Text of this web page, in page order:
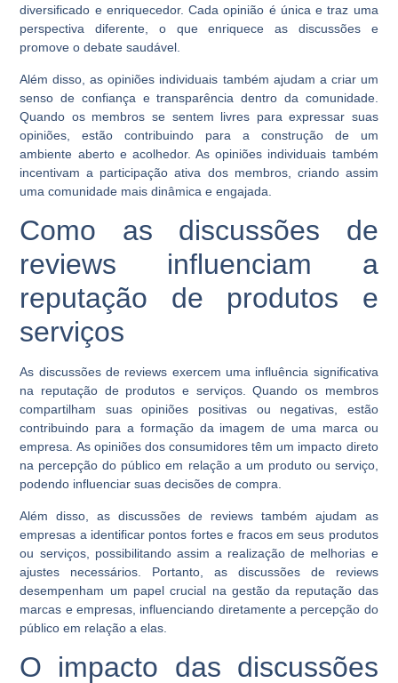
diversificado e enriquecedor. Cada opinião é única e traz uma
perspectiva diferente, o que enriquece as discussões e
promove o debate saudável.
Além disso, as opiniões individuais também ajudam a criar um
senso de confiança e transparência dentro da comunidade.
Quando os membros se sentem livres para expressar suas
opiniões, estão contribuindo para a construção de um
ambiente aberto e acolhedor. As opiniões individuais também
incentivam a participação ativa dos membros, criando assim
uma comunidade mais dinâmica e engajada.
Como as discussões de
reviews influenciam a
reputação de produtos e
serviços
As discussões de reviews exercem uma influência significativa
na reputação de produtos e serviços. Quando os membros
compartilham suas opiniões positivas ou negativas, estão
contribuindo para a formação da imagem de uma marca ou
empresa. As opiniões dos consumidores têm um impacto direto
na percepção do público em relação a um produto ou serviço,
podendo influenciar suas decisões de compra.
Além disso, as discussões de reviews também ajudam as
empresas a identificar pontos fortes e fracos em seus produtos
ou serviços, possibilitando assim a realização de melhorias e
ajustes necessários. Portanto, as discussões de reviews
desempenham um papel crucial na gestão da reputação das
marcas e empresas, influenciando diretamente a percepção do
público em relação a elas.
O impacto das discussões